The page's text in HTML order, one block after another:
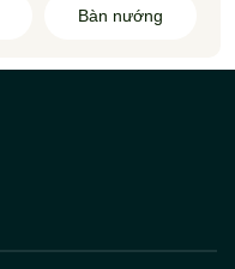
Bàn nướng